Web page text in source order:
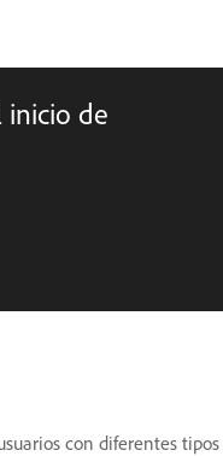
inicio de
con diferentes tipos